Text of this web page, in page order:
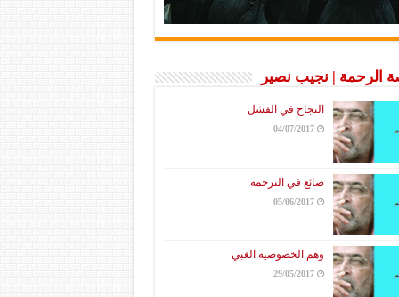
الرحمة | نجيب نصير
النجاح في الفشل
04/07/2017
ضائع في الترجمة
05/06/2017
وهم الخصوصية الغبي
29/05/2017